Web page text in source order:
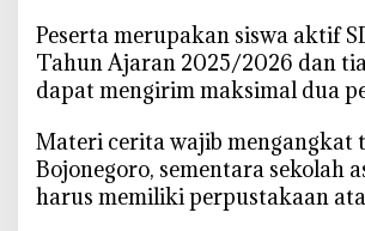
t
e
a
s
i
D
‎Peserta merupakan siswa aktif
Tahun Ajaran 2025/2026 dan
dapat mengirim maksimal dua
‎Materi cerita wajib mengangkat
Bojonegoro, sementara sekolah
harus memiliki perpustakaan